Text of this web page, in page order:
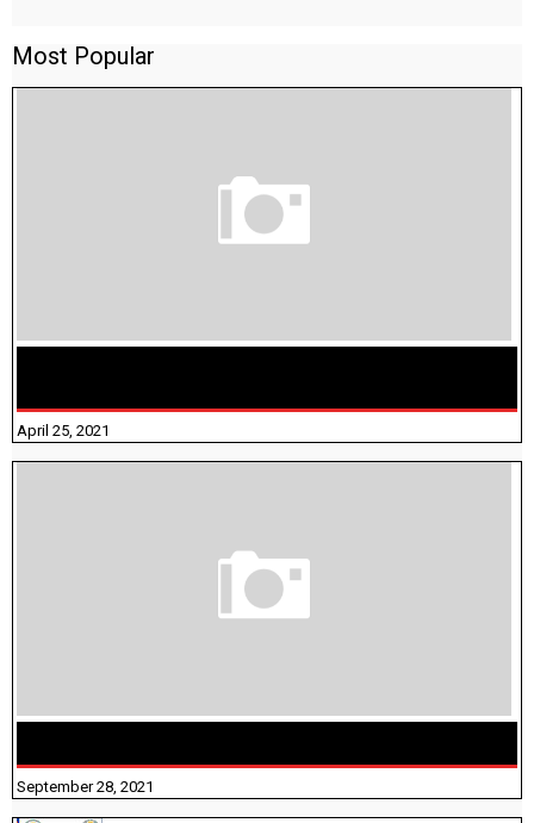
Most Popular
April 25, 2021
September 28, 2021